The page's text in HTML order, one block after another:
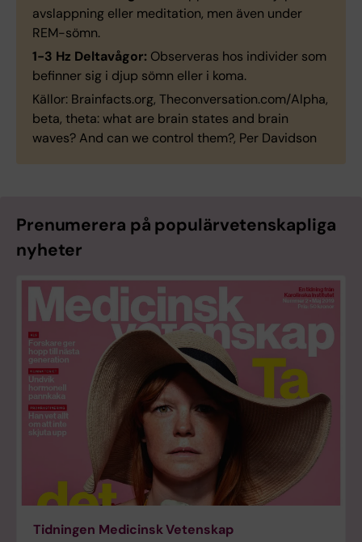
avslappning eller meditation, men även under
REM-sömn.
1-3 Hz Deltavågor: Observeras hos individer som
befinner sig i djup sömn eller i koma.
Källor: Brainfacts.org, Theconversation.com/Alpha,
beta, theta: what are brain states and brain
waves? And can we control them?, Per Davidson
Prenumerera på populärvetenskapliga
nyheter
Tidningen Medicinsk Vetenskap